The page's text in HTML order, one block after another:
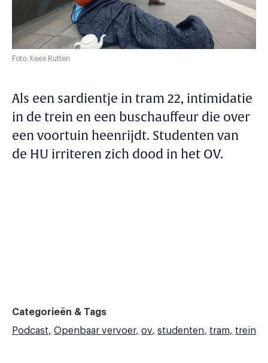
Foto: Kees Rutten
Als een sardientje in tram 22, intimidatie
in de trein en een buschauffeur die over
een voortuin heenrijdt. Studenten van
de HU irriteren zich dood in het OV.
Categorieën & Tags
Podcast
Openbaar vervoer ov studenten tram trein